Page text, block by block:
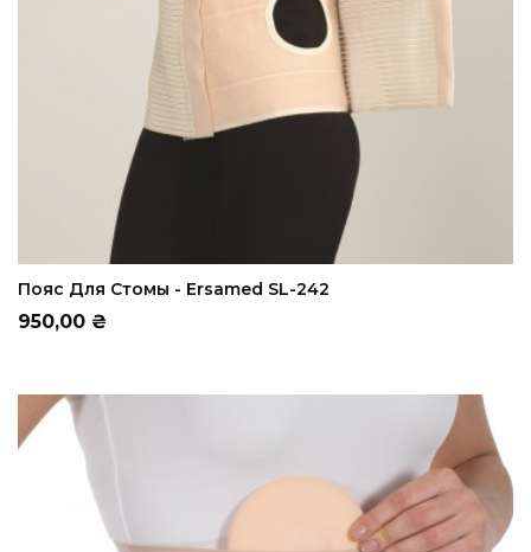
ADD TO CART
Пояс Для Стомы - Ersamed SL-242
Цена
950,00 ₴